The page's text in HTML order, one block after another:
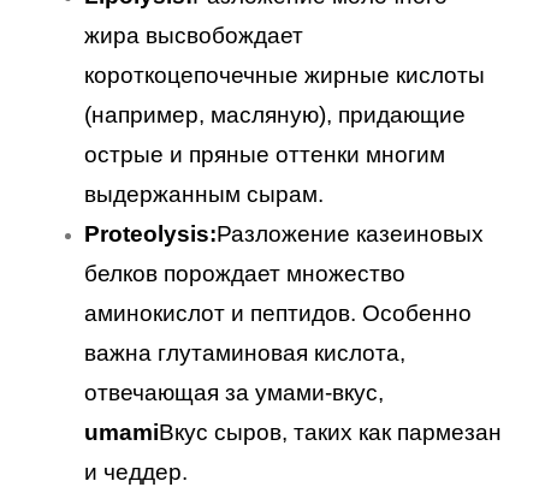
жира высвобождает
короткоцепочечные жирные кислоты
(например, масляную), придающие
острые и пряные оттенки многим
выдержанным сырам.
Proteolysis:Разложение казеиновых
белков порождает множество
аминокислот и пептидов. Особенно
важна глутаминовая кислота,
отвечающая за умами-вкус,
umamiВкус сыров, таких как пармезан
и чеддер.